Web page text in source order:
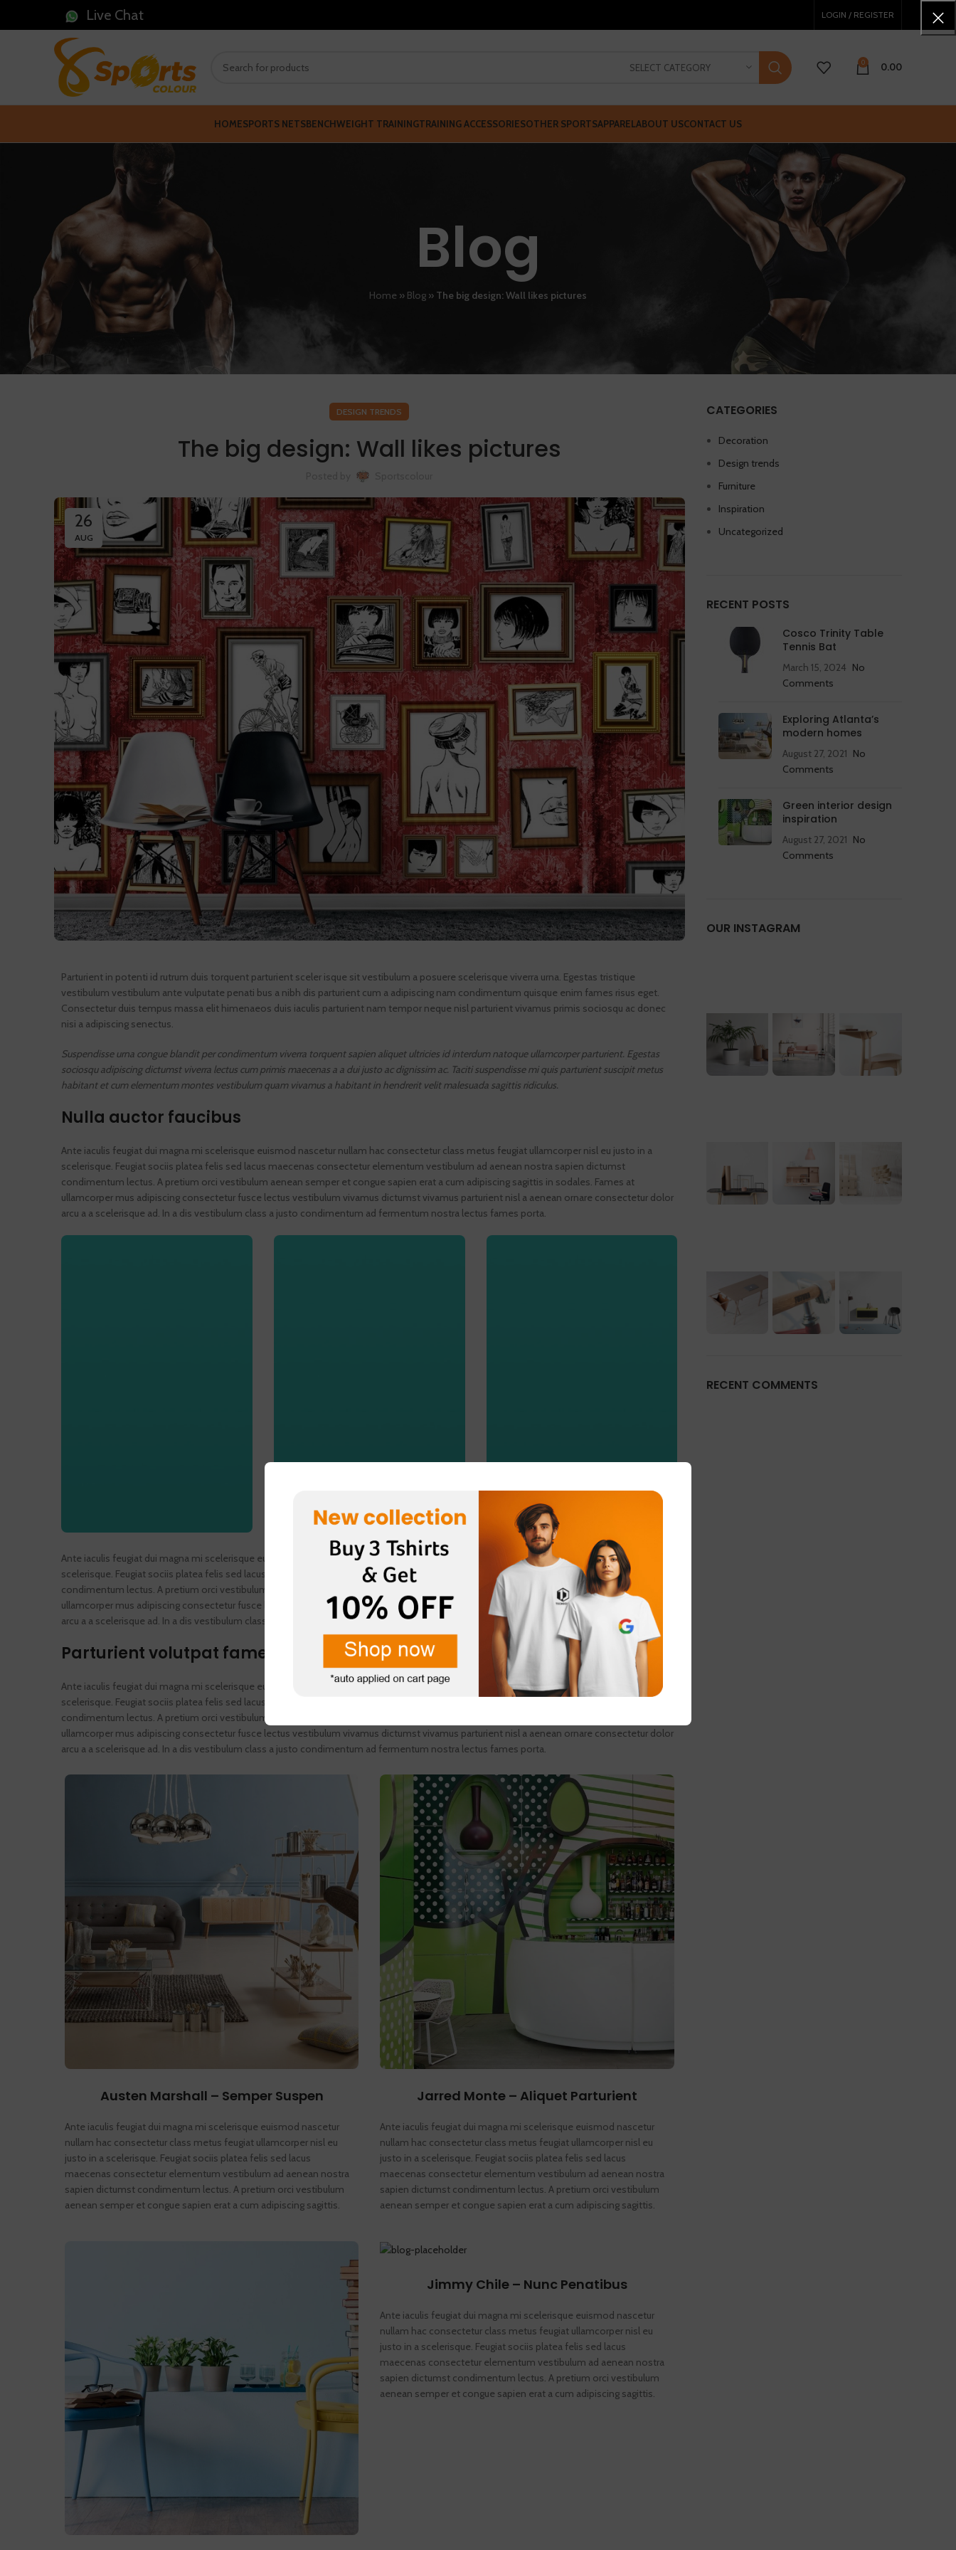
Live Chat LOGIN / REGISTER
SELECT CATEGORY 0 0.00
HOMESPORTS NETSBENCHWEIGHT TRAININGTRAINING ACCESSORIESOTHER SPORTSAPPARELABOUT USCONTACT US
Blog
Home » Blog » The big design: Wall likes pictures
DESIGN TRENDS
The big design: Wall likes pictures
26
AUG
Parturient in potenti id rutrum duis torquent parturient sceler isque sit vestibulum a posuere scelerisque viverra urna. Egestas tristique
vestibulum vestibulum ante vulputate penati bus a nibh dis parturient cum a adipiscing nam condimentum quisque enim fames risus eget.
Consectetur duis tempus massa elit himenaeos duis iaculis parturient nam tempor neque nisl parturient vivamus primis sociosqu ac donec
nisi a adipiscing senectus.
Suspendisse urna congue blandit per condimentum viverra torquent sapien aliquet ultricies id interdum natoque ullamcorper parturient. Egestas
sociosqu adipiscing dictumst viverra lectus cum primis maecenas a a dui justo ac dignissim ac. Taciti suspendisse mi quis parturient suscipit metus
habitant et cum elementum montes vestibulum quam vivamus a habitant in hendrerit velit malesuada sagittis ridiculus.
Nulla auctor faucibus
Ante iaculis feugiat dui magna mi scelerisque euismod nascetur nullam hac consectetur class metus feugiat ullamcorper nisl eu justo in a
scelerisque. Feugiat sociis platea felis sed lacus maecenas consectetur elementum vestibulum ad aenean nostra sapien dictumst
condimentum lectus. A pretium orci vestibulum aenean semper et congue sapien erat a cum adipiscing sagittis in sodales. Fames at
ullamcorper mus adipiscing consectetur fusce lectus vestibulum vivamus dictumst vivamus parturient nisl a aenean ornare consectetur dolor
arcu a a scelerisque ad. In a dis vestibulum class a justo condimentum ad fermentum nostra lectus fames porta.
Ante iaculis feugiat dui magna mi scelerisque euismod nascetur nullam hac consectetur class metus feugiat ullamcorper nisl eu justo in a
scelerisque. Feugiat sociis platea felis sed lacus maecenas consectetur elementum vestibulum ad aenean nostra sapien dictumst
condimentum lectus. A pretium orci vestibulum aenean semper et congue sapien erat a cum adipiscing sagittis in sodales. Fames at
ullamcorper mus adipiscing consectetur fusce lectus vestibulum vivamus dictumst vivamus parturient nisl a aenean ornare consectetur dolor
arcu a a scelerisque ad. In a dis vestibulum class a justo condimentum ad fermentum nostra lectus fames porta.
Parturient volutpat fames
Ante iaculis feugiat dui magna mi scelerisque euismod nascetur nullam hac consectetur class metus feugiat ullamcorper nisl eu justo in a
scelerisque. Feugiat sociis platea felis sed lacus maecenas consectetur elementum vestibulum ad aenean nostra sapien dictumst
condimentum lectus. A pretium orci vestibulum aenean semper et congue sapien erat a cum adipiscing sagittis in sodales. Fames at
ullamcorper mus adipiscing consectetur fusce lectus vestibulum vivamus dictumst vivamus parturient nisl a aenean ornare consectetur dolor
arcu a a scelerisque ad. In a dis vestibulum class a justo condimentum ad fermentum nostra lectus fames porta.
Austen Marshall – Semper Suspen
Ante iaculis feugiat dui magna mi scelerisque euismod nascetur
nullam hac consectetur class metus feugiat ullamcorper nisl eu
justo in a scelerisque. Feugiat sociis platea felis sed lacus
maecenas consectetur elementum vestibulum ad aenean nostra
sapien dictumst condimentum lectus. A pretium orci vestibulum
aenean semper et congue sapien erat a cum adipiscing sagittis.
Jarred Monte – Aliquet Parturient
Ante iaculis feugiat dui magna mi scelerisque euismod nascetur
nullam hac consectetur class metus feugiat ullamcorper nisl eu
justo in a scelerisque. Feugiat sociis platea felis sed lacus
maecenas consectetur elementum vestibulum ad aenean nostra
sapien dictumst condimentum lectus. A pretium orci vestibulum
aenean semper et congue sapien erat a cum adipiscing sagittis.
Jimmy Chile – Nunc Penatibus
Ante iaculis feugiat dui magna mi scelerisque euismod nascetur
nullam hac consectetur class metus feugiat ullamcorper nisl eu
justo in a scelerisque. Feugiat sociis platea felis sed lacus
maecenas consectetur elementum vestibulum ad aenean nostra
sapien dictumst condimentum lectus. A pretium orci vestibulum
aenean semper et congue sapien erat a cum adipiscing sagittis.
CATEGORIES
Decoration
Design trends
Furniture
Inspiration
Uncategorized
RECENT POSTS
Cosco Trinity Table
Tennis Bat
March 15, 2024 No
Comments
Exploring Atlanta’s
modern homes
August 27, 2021 No
Comments
Green interior design
inspiration
August 27, 2021 No
Comments
OUR INSTAGRAM
RECENT COMMENTS